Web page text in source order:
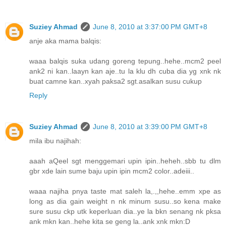
Suziey Ahmad
June 8, 2010 at 3:37:00 PM GMT+8
anje aka mama balqis:
waaa balqis suka udang goreng tepung..hehe..mcm2 peel
ank2 ni kan..laayn kan aje..tu la klu dh cuba dia yg xnk nk
buat camne kan..xyah paksa2 sgt.asalkan susu cukup
Reply
Suziey Ahmad
June 8, 2010 at 3:39:00 PM GMT+8
mila ibu najihah:
aaah aQeel sgt menggemari upin ipin..heheh..sbb tu dlm
gbr xde lain sume baju upin ipin mcm2 color..adeiii..
waaa najiha pnya taste mat saleh la,.,,hehe..emm xpe as
long as dia gain weight n nk minum susu..so kena make
sure susu ckp utk keperluan dia..ye la bkn senang nk pksa
ank mkn kan..hehe kita se geng la..ank xnk mkn:D